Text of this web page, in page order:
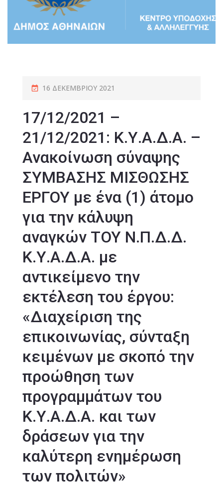
16 ΔΕΚΕΜΒΡΊΟΥ 2021
17/12/2021 –
21/12/2021: Κ.Υ.Α.Δ.Α. –
Ανακοίνωση σύναψης
ΣΥΜΒΑΣΗΣ ΜΙΣΘΩΣΗΣ
ΕΡΓΟΥ με ένα (1) άτομο
για την κάλυψη
αναγκών ΤΟΥ Ν.Π.Δ.Δ.
Κ.Υ.Α.Δ.Α. με
αντικείμενο την
εκτέλεση του έργου:
«Διαχείριση της
επικοινωνίας, σύνταξη
κειμένων με σκοπό την
προώθηση των
προγραμμάτων του
Κ.Υ.Α.Δ.Α. και των
δράσεων για την
καλύτερη ενημέρωση
των πολιτών»